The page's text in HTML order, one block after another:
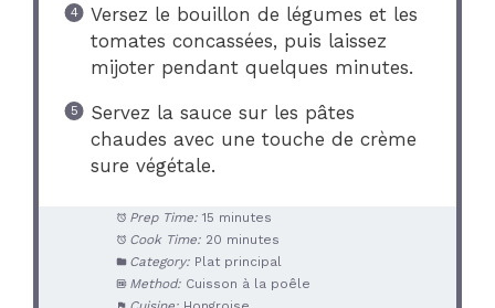
Versez le bouillon de légumes et les
tomates concassées, puis laissez
mijoter pendant quelques minutes.
Servez la sauce sur les pâtes
chaudes avec une touche de crème
sure végétale.
Prep Time: 15 minutes
Cook Time: 20 minutes
Category: Plat principal
Method: Cuisson à la poêle